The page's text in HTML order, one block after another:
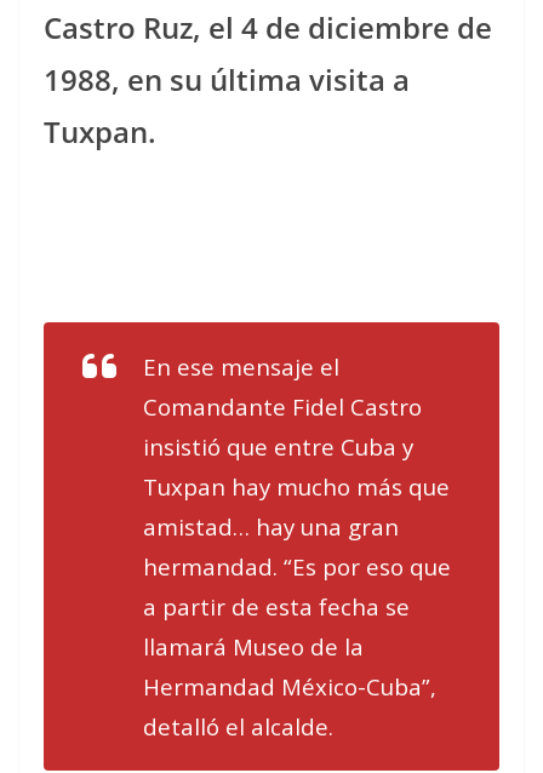
Castro Ruz, el 4 de diciembre de
1988, en su última visita a
Tuxpan.
En ese mensaje el
Comandante Fidel Castro
insistió que entre Cuba y
Tuxpan hay mucho más que
amistad… hay una gran
hermandad. “Es por eso que
a partir de esta fecha se
llamará Museo de la
Hermandad México-Cuba”,
detalló el alcalde.